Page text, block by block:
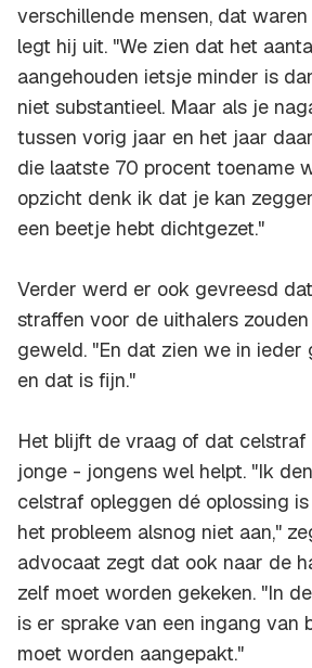
verschillende mensen, dat waren
legt hij uit. "We zien dat het
aangehouden ietsje minder is
niet substantieel. Maar als je
tussen vorig jaar en het jaar
die laatste 70 procent toename
opzicht denk ik dat je kan
een beetje hebt dichtgezet."
Verder werd er ook gevreesd
straffen voor de uithalers
geweld. "En dat zien we in ieder
en dat is fijn."
Het blijft de vraag of dat
jonge - jongens wel helpt. "Ik
celstraf opleggen dé oplossing
het probleem alsnog niet aan,"
advocaat zegt dat ook naar de
zelf moet worden gekeken. "In
is er sprake van een ingang van
moet worden aangepakt."